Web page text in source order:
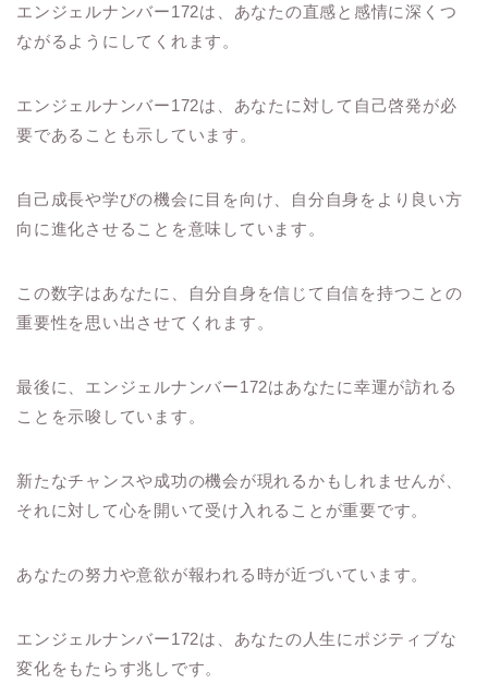
エンジェルナンバー172は、あなたの直感と感情に深くつ
ながるようにしてくれます。
エンジェルナンバー172は、あなたに対して自己啓発が必
要であることも示しています。
自己成長や学びの機会に目を向け、自分自身をより良い方
向に進化させることを意味しています。
この数字はあなたに、自分自身を信じて自信を持つことの
重要性を思い出させてくれます。
最後に、エンジェルナンバー172はあなたに幸運が訪れる
ことを示唆しています。
新たなチャンスや成功の機会が現れるかもしれませんが、
それに対して心を開いて受け入れることが重要です。
あなたの努力や意欲が報われる時が近づいています。
エンジェルナンバー172は、あなたの人生にポジティブな
変化をもたらす兆しです。